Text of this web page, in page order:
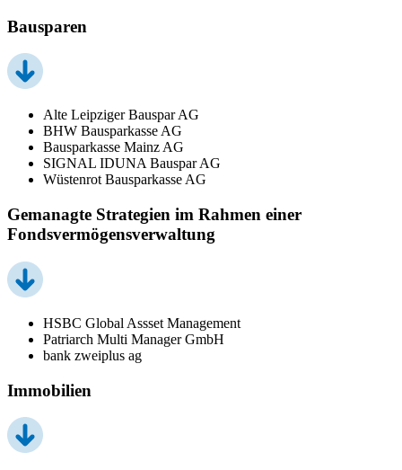
Bausparen
Alte Leipziger Bauspar AG
BHW Bausparkasse AG
Bausparkasse Mainz AG
SIGNAL IDUNA Bauspar AG
Wüstenrot Bausparkasse AG
Gemanagte Strategien im Rahmen einer
Fondsvermögensverwaltung
HSBC Global Assset Management
Patriarch Multi Manager GmbH
bank zweiplus ag
Immobilien